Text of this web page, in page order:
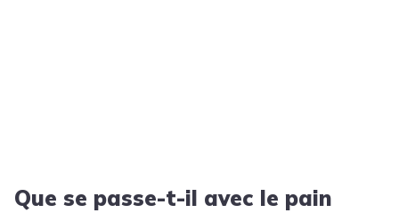
Que se passe-t-il avec le pain